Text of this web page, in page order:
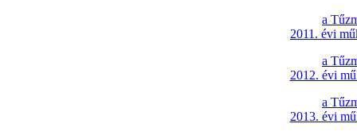
a
2011. évi
a
2012. évi
a
2013. évi